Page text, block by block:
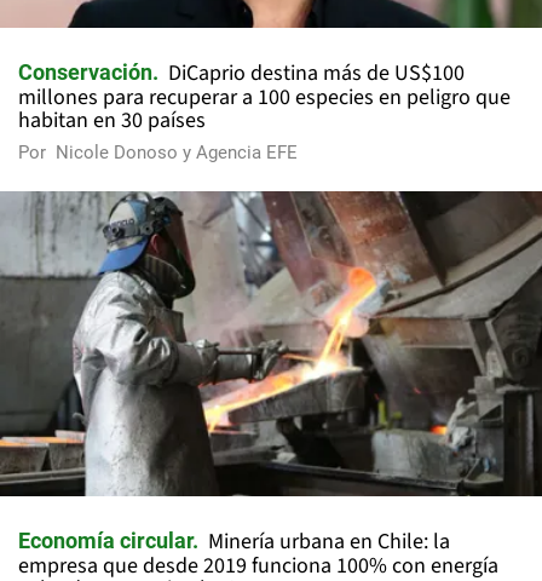
Conservación
DiCaprio destina más de US$100
millones para recuperar a 100 especies en peligro que
habitan en 30 países
Por Nicole Donoso y Agencia EFE
Economía circular
Minería urbana en Chile: la
empresa que desde 2019 funciona 100% con energía